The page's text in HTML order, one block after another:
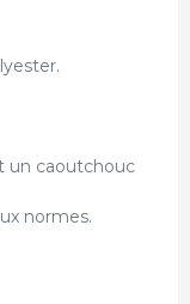
un caoutchouc
normes.